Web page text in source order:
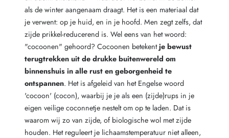
als de winter aangenaam draagt. Het is een materiaal dat
je verwent: op je huid, en in je hoofd. Men zegt zelfs, dat
zijde prikkel-reducerend is. Wel eens van het woord:
"cocoonen" gehoord? Cocoonen betekentje bewust
terugtrekken uit de drukke buitenwereld om
binnenshuis in alle rust en geborgenheid te
ontspannen. Het is afgeleid van het Engelse woord
'cocoon' (cocon), waarbij je je als een (zijde)rups in je
eigen veilige coconnetje nestelt om op te laden. Dat is
waarom wij zo van zijde, of biologische wol met zijde
houden. Het reguleert je lichaamstemperatuur niet alleen,